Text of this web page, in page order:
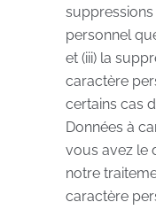
personnel
et (iii) la
caractère
certains cas
Données à
vous avez le
notre
caractère